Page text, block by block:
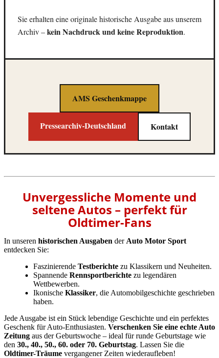
Sie erhalten eine originale historische Ausgabe aus unserem
Archiv –kein Nachdruck und keine Reproduktion.
AMS Geschenkmappe
Pressearchiv-Deutschland Kontakt
Unvergessliche Momente und
seltene Autos – perfekt für
Oldtimer-Fans
In unseren historischen Ausgaben der Auto Motor Sport
entdecken Sie:
Faszinierende Testberichte zu Klassikern und Neuheiten.
Spannende Rennsportberichte zu legendären
Wettbewerben.
Ikonische Klassiker, die Automobilgeschichte geschrieben
haben.
Jede Ausgabe ist ein Stück lebendige Geschichte und ein perfektes
Geschenk für Auto-Enthusiasten. Verschenken Sie eine echte Auto
Zeitung aus der Geburtswoche – ideal für runde Geburtstage wie
den 30., 40., 50., 60. oder 70. Geburtstag. Lassen Sie die
Oldtimer-Träume vergangener Zeiten wiederaufleben!